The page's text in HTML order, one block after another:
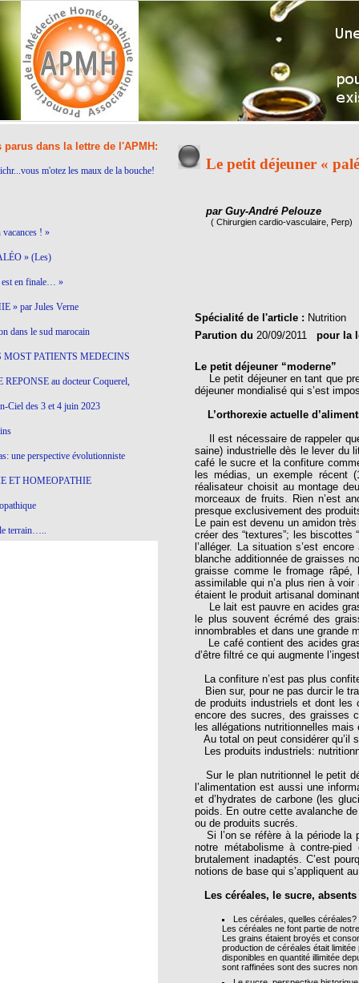
dans la lettre de l'APMH:
m'otez les maux de la bouche!
! »
» (Les)
est en finale… »
» par Jules Verne
dans le sud marocain
MOST PATIENTS MEDECINS
au docteur Coquerel,
Ciel des 3 et 4 juin 2023
une perspective évolutionniste
ET HOMEOPATHIE
terrain…..
Le petit déjeuner «
par Guy-André Pelouze
( Chirurgien cardio-vasculaire, Perp)
Spécialité de l'article : Nutrition
Parution du 20/09/2011pour la
Le petit déjeuner “moderne”
Le petit déjeuner en tant que
déjeuner mondialisé qui s’est
L’orthorexie actuelle
Il est nécessaire de rappeler
saine) industrielle dès le lever du
café le sucre et la confiture
les médias, un exemple récent
réalisateur choisit au montage
morceaux de fruits. Rien n’est
presque exclusivement des
Le pain est devenu un amidon
créer des “textures”; les
l’alléger. La situation s’est
blanche additionnée de graisses
graisse comme le fromage
assimilable qui n’a plus rien à
étaient le produit artisanal
Le lait est pauvre en acides
le plus souvent écrémé des
innombrables et dans une grande
Le café contient des acides
d’être filtré ce qui augmente
La confiture n’est pas plus
Bien sur, pour ne pas durcir le
de produits industriels et dont les
encore des sucres, des graisses
les allégations nutritionnelles
Au total on peut considérer qu’il
Les produits industriels:
Sur le plan nutritionnel le petit
l’alimentation est aussi une
et d’hydrates de carbone (les
poids. En outre cette avalanche
ou de produits sucrés.
Si l’on se réfère à la période la
notre métabolisme à contre-
brutalement inadaptés. C’est
notions de base qui s’appliquent
Les céréales, le sucre,
Les céréales, quelles céréales?
Les céréales ne font partie de
Les grains étaient broyés et
production de céréales était
disponibles en quantité illimitée
sont raffinées sont des sucres